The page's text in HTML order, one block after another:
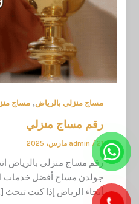
مساج منزلي بالرياض,مساج
رقم مساج منزلي
admin /21 مارس، 2025
جولدن مساج أفضل خدمات
أنحاء الرياض إذا كنت تبحث